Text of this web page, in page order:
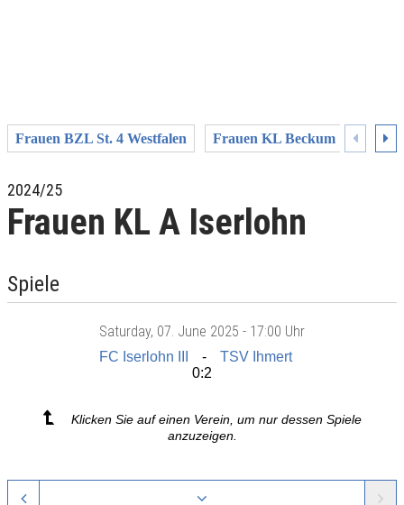
Frauen BZL St. 4 Westfalen Frauen KL Beckum
2024/25
Frauen KL A Iserlohn
Spiele
Saturday, 07. June 2025 - 17:00 Uhr
FC Iserlohn III
TSV Ihmert
0:2
Klicken Sie auf einen Verein, um nur dessen Spiele
anzuzeigen.